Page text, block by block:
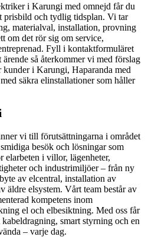
i Karungi med omnejd får du
prisbild och tydlig tidsplan. Vi tar
materialval, installation, provning
om det rör sig om service,
Fyll i kontaktformuläret
så återkommer vi med förslag
i Karungi, Haparanda med
säkra elinstallationer som håller
vi till förutsättningarna i området
besök och lösningar som
i villor, lägenheter,
och industrimiljöer – från ny
av elcentral, installation av
äldre elsystem. Vårt team består av
kompetens inom
el och elbesiktning. Med oss får
smart styrning och en
– varje dag.